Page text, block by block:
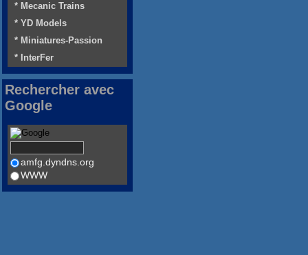
* Mecanic Trains
* YD Models
* Miniatures-Passion
* InterFer
Rechercher avec
Google
amfg.dyndns.org
WWW